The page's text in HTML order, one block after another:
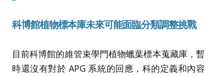
科博館植物標本庫未來可能面臨分類調整挑戰
目前科博館的維管束學門植物蠟葉標本蒐藏庫，暫
時還沒有對於 APG 系統的回應，科的定義和內容